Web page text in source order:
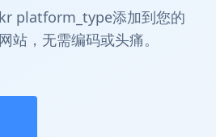
platform_type添加到您的
，无需编码或头痛。